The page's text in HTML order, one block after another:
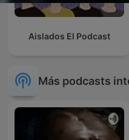
Aislados El Podcast
Más podcasts